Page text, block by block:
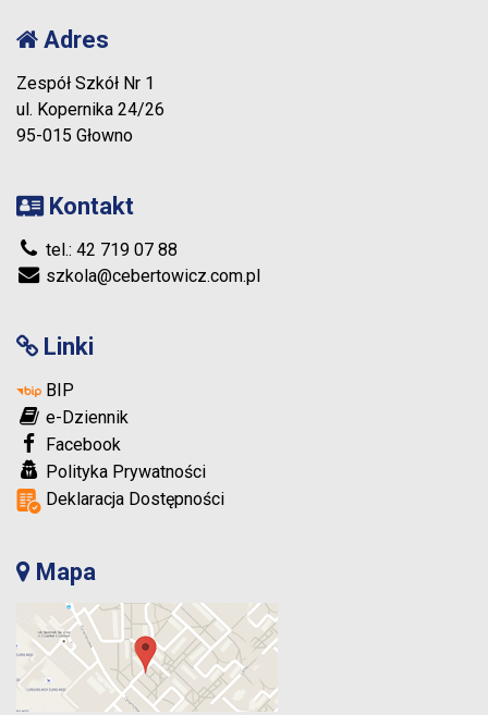
Adres
Zespół Szkół Nr 1
ul. Kopernika 24/26
95-015 Głowno
Kontakt
tel.: 42 719 07 88
szkola@cebertowicz.com.pl
Linki
BIP
e-Dziennik
Facebook
Polityka Prywatności
Deklaracja Dostępności
Mapa